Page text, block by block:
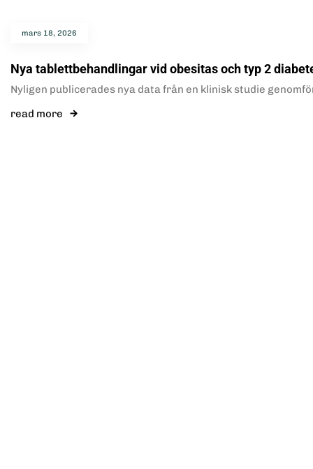
mars 18, 2026
Nya tablettbehandlingar vid obesitas och typ 2
Nyligen publicerades nya data från en klinisk studie
read more